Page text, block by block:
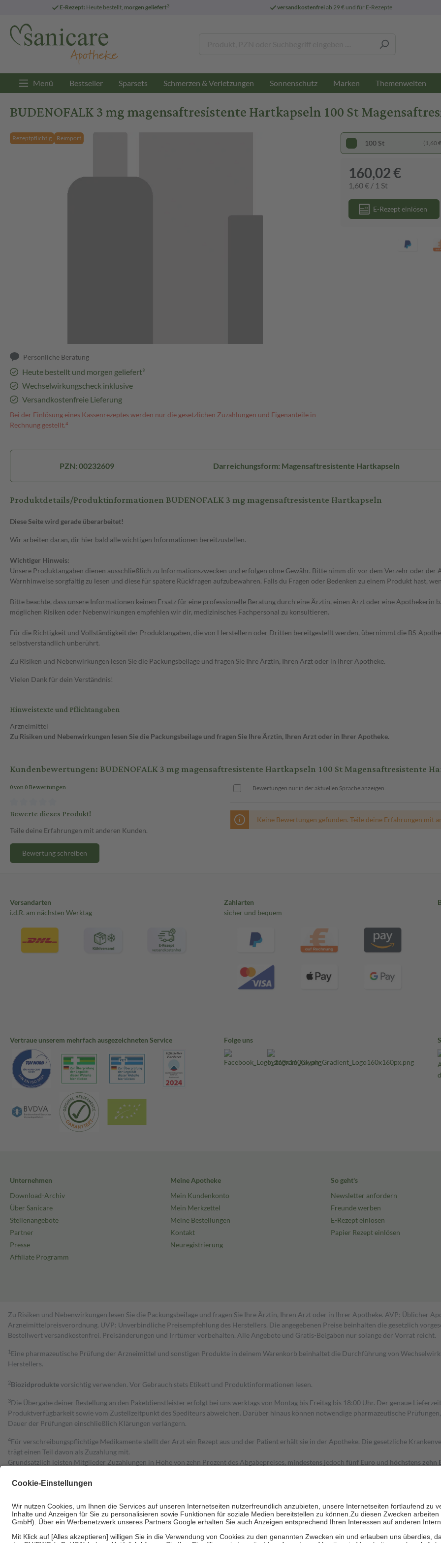
E-Rezept: Heute bestellt, morgen geliefert3 versandkostenfreiab 29 € und für E-Rezepte
Menü Bestseller Sparsets Schmerzen & Verletzungen Sonnenschutz Marken Themenwelten
BUDENOFALK 3 mg magensaftresistente Hartkapseln 100 St
Rezeptpflichtig Reimport
Persönliche Beratung
Heute bestellt und morgen geliefert³
Wechselwirkungscheck inklusive
Versandkostenfreie Lieferung
Bei der Einlösung eines Kassenrezeptes werden nur die gesetzlichen Zuzahlungen und Eigenanteile in
Rechnung gestellt.⁴
100 St (1,60
160,02 €
1,60 € / 1 St
E-Rezept einlösen
PZN: 00232609 Darreichungsform: Magensaftresistente Hartkapseln
Produktdetails/Produktinformationen BUDENOFALK 3 mg magensaftresistente Hartkapseln
Diese Seite wird gerade überarbeitet!
Wir arbeiten daran, dir hier bald alle wichtigen Informationen bereitzustellen.
Wichtiger Hinweis:
Unsere Produktangaben dienen ausschließlich zu Informationszwecken und erfolgen ohne Gewähr. Bitte nimm dir vor dem Verzehr oder
Warnhinweise sorgfältig zu lesen und diese für spätere Rückfragen aufzubewahren. Falls du Fragen oder Bedenken zu einem Produkt hast,
Bitte beachte, dass unsere Informationen keinen Ersatz für eine professionelle Beratung durch eine Ärztin, einen Arzt oder eine Apothekerin
möglichen Risiken oder Nebenwirkungen empfehlen wir dir, medizinisches Fachpersonal zu konsultieren.
Für die Richtigkeit und Vollständigkeit der Produktangaben, die von Herstellern oder Dritten bereitgestellt werden, übernimmt die BS-
selbstverständlich unberührt.
Zu Risiken und Nebenwirkungen lesen Sie die Packungsbeilage und fragen Sie Ihre Ärztin, Ihren Arzt oder in Ihrer Apotheke.
Vielen Dank für dein Verständnis!
Hinweistexte und Pflichtangaben
Arzneimittel
Zu Risiken und Nebenwirkungen lesen Sie die Packungsbeilage und fragen Sie Ihre Ärztin, Ihren Arzt oder in Ihrer Apotheke.
Kundenbewertungen: BUDENOFALK 3 mg magensaftresistente Hartkapseln 100 St Magensaftresistente
0 von 0 Bewertungen
Bewerte dieses Produkt!
Teile deine Erfahrungen mit anderen Kunden.
Bewertung schreiben
Bewertungen nur in der aktuellen Sprache anzeigen.
Keine Bewertungen gefunden. Teile deine Erfahrungen mit
Versandarten
i.d.R. am nächsten Werktag
Zahlarten
sicher und bequem
Vertraue unserem mehrfach ausgezeichneten Service Folge uns
Unternehmen
Download-Archiv
Über Sanicare
Stellenangebote
Partner
Presse
Affiliate Programm
Meine Apotheke
Mein Kundenkonto
Mein Merkzettel
Meine Bestellungen
Kontakt
Neuregistrierung
So geht's
Newsletter anfordern
Freunde werben
E-Rezept einlösen
Papier Rezept einlösen
Zu Risiken und Nebenwirkungen lesen Sie die Packungsbeilage und fragen Sie Ihre Ärztin, Ihren Arzt oder in Ihrer Apotheke. AVP: Üblicher
Arzneimittelpreisverordnung. UVP: Unverbindliche Preisempfehlung des Herstellers. Die angegebenen Preise beinhalten die gesetzlich
Bestell­wert versand­kosten­frei. Preisänderungen und Irrtümer vorbehalten. Alle Angebote und Gratis-Beigaben nur solange der Vorrat reicht.
1 Eine pharmazeutische Prüfung der Arzneimittel und sonstigen Produkte in deinem Warenkorb beinhaltet die Durchführung von
Herstellers.
2Biozidproduktevorsichtig verwenden. Vor Gebrauch stets Etikett und Produktinformationen lesen.
3Die Übergabe deiner Bestellung an den Paketdienstleister erfolgt bei uns werktags von Montag bis Freitag bis 18:00 Uhr. Der genaue
Produktverfügbarkeit sowie vom Zustellzeitpunkt des Spediteurs abweichen. Darüber hinaus können notwendige pharmazeutische
Dauer der Prüfungen einschließlich Klärungen verlängern.
4Für verschreibungspflichtige Medikamente stellt der Arzt ein Rezept aus und der Patient erhält sie in der Apotheke. Die gesetzliche
trägt einen Teil davon als Zuzahlung mit.
Grundsätzlich leisten Mitglieder Zuzahlungen in Höhe von zehn Prozent des Abgabepreises, mindestens jedoch fünf Euro und höchstens zehn
Diese Regeln gelten grundsätzlich auch für Online-Apotheken.
Um das Engagement der Versicherten für ihre eigene Gesundheit zu stärken und die besondere Stellung der Familie zu unterstützen, fallen
• Kindern und Jugendlichen bis zum vollendeten 18. Lebensjahr mit Ausnahme der Fahrkosten
• Untersuchungen zur Vorsorge und Früherkennung, die von der GKV getragen werden
• empfohlenen Schutzimpfungen